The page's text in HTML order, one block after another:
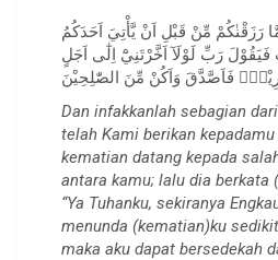
رَزَقْنٰكُمْ مِّنْ قَبْلِ اَنْ يَّأْتِيَ اَحَدَكُمُ
فَيَقُوْلَ رَبِّ لَوْلَآ اَخَّرْتَنِيْٓ اِلٰٓى اَجَلٍ
فَاَصَّدَّقَ وَاَكُنْ مِّنَ الصّٰلِحِيْنَ
Dan infakkanlah sebagian
telah Kami berikan
kematian datang kepada
antara kamu; lalu dia berkata
“Ya Tuhanku, sekiranya
menunda (kematian)ku
maka aku dapat bersedekah